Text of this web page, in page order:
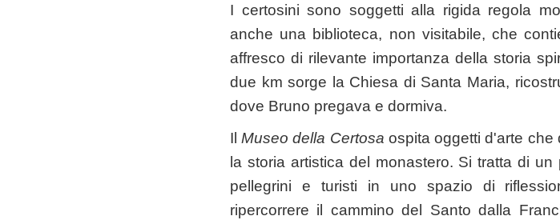
I certosini sono soggetti alla rigida regola
anche una biblioteca, non visitabile, che
affresco di rilevante importanza della storia
due km sorge la Chiesa di Santa Maria,
dove Bruno pregava e dormiva.
IlMuseo della Certosa ospita oggetti d'arte
la storia artistica del monastero. Si tratta di
pellegrini e turisti in uno spazio di
ripercorrere il cammino del Santo dalla